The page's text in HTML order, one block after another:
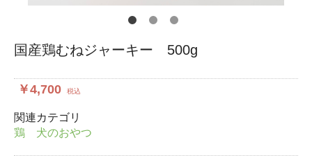
国産鶏むねジャーキー 500g
￥4,700 税込
関連カテゴリ
鶏 犬のおやつ